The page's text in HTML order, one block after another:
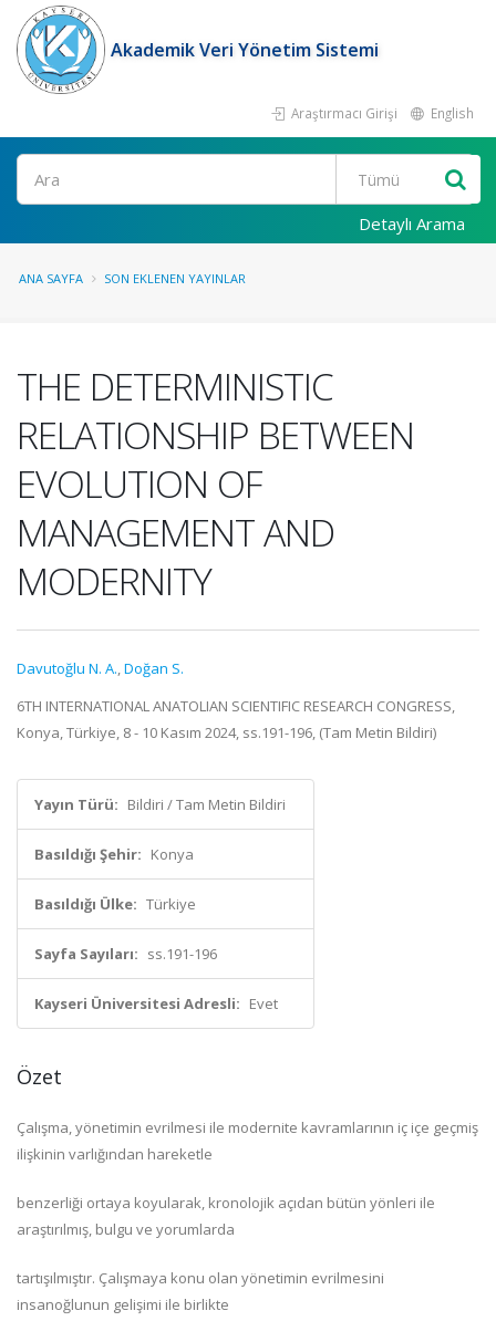
Akademik Veri Yönetim Sistemi
Araştırmacı Girişi English
Ara
Detaylı Arama
ANA SAYFA SON EKLENEN YAYINLAR
THE DETERMINISTIC
RELATIONSHIP BETWEEN
EVOLUTION OF
MANAGEMENT AND
MODERNITY
Davutoğlu N. A.,Doğan S.
6TH INTERNATIONAL ANATOLIAN SCIENTIFIC RESEARCH CONGRESS,
Konya, Türkiye, 8 - 10 Kasım 2024, ss.191-196, (Tam Metin Bildiri)
Yayın Türü: Bildiri / Tam Metin Bildiri
Basıldığı Şehir: Konya
Basıldığı Ülke: Türkiye
Sayfa Sayıları: ss.191-196
Kayseri Üniversitesi Adresli: Evet
Özet
Çalışma, yönetimin evrilmesi ile modernite kavramlarının iç içe geçmiş
ilişkinin varlığından hareketle
benzerliği ortaya koyularak, kronolojik açıdan bütün yönleri ile
araştırılmış, bulgu ve yorumlarda
tartışılmıştır. Çalışmaya konu olan yönetimin evrilmesini
insanoğlunun gelişimi ile birlikte